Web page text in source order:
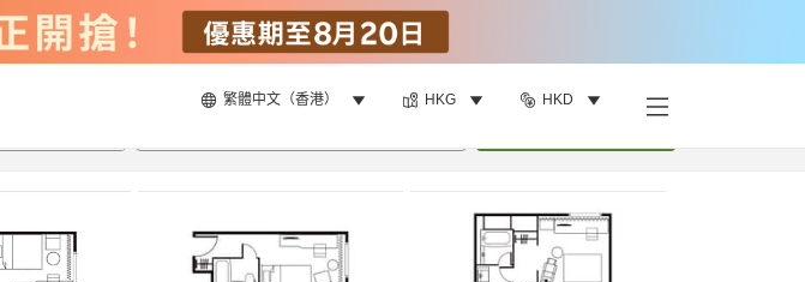
繁體中文（香港） HKG HKD